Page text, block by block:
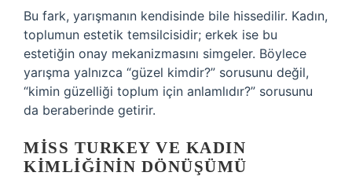
Bu fark, yarışmanın kendisinde bile hissedilir. Kadın,
toplumun estetik temsilcisidir; erkek ise bu
estetiğin onay mekanizmasını simgeler. Böylece
yarışma yalnızca “güzel kimdir?” sorusunu değil,
“kimin güzelliği toplum için anlamlıdır?” sorusunu
da beraberinde getirir.
MISS TURKEY VE KADIN
KIMLIĞININ DÖNÜŞÜMÜ